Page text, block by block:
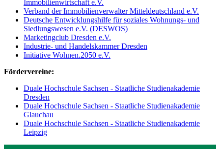
Immobilienwirtschaft e.V.
Verband der Immobilienverwalter Mitteldeutschland e.V.
Deutsche Entwicklungshilfe für soziales Wohnungs- und
Siedlungswesen e.V. (DESWOS)
Marketingclub Dresden e.V.
Industrie- und Handelskammer Dresden
Initiative Wohnen.2050 e.V.
Fördervereine:
Duale Hochschule Sachsen - Staatliche Studienakademie
Dresden
Duale Hochschule Sachsen - Staatliche Studienakademie
Glauchau
Duale Hochschule Sachsen - Staatliche Studienakademie
Leipzig